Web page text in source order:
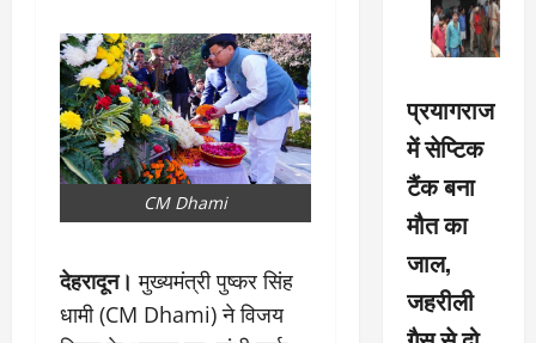
CM Dhami
देहरादून।मुख्यमंत्री पुष्कर सिंह
धामी (CM Dhami) ने विजय
प्रयागराज
में सेप्टिक
टैंक बना
मौत का
जाल,
जहरीली